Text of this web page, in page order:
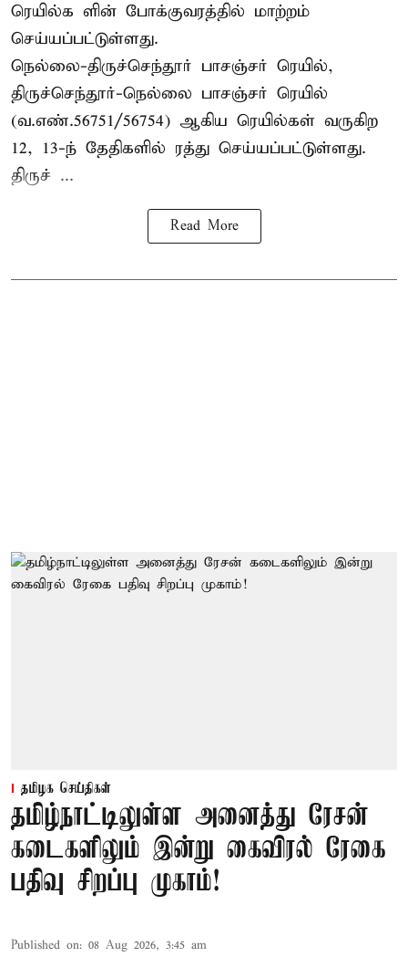
ரெயில்க ளின் போக்குவரத்தில் மாற்றம்
செய்யப்பட்டுள்ளது.
நெல்லை-திருச்செந்தூர் பாசஞ்சர் ரெயில்,
திருச்செந்தூர்-நெல்லை பாசஞ்சர் ரெயில்
(வ.எண்.56751/56754) ஆகிய ரெயில்கள் வருகிற
12, 13-ந் தேதிகளில் ரத்து செய்யப்பட்டுள்ளது.
திருச் ...
Read More
தமிழக செய்திகள்
தமிழ்நாட்டிலுள்ள அனைத்து ரேசன்
கடைகளிலும் இன்று கைவிரல் ரேகை
பதிவு சிறப்பு முகாம்!
Published on: 08 Aug 2026, 3:45 am